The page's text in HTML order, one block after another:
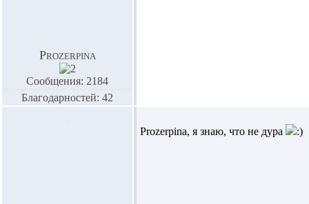
Prozerpina
Сообщения: 2184
Благодарностей: 42
Prozerpina, я знаю, что не дура